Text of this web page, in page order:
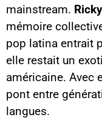
mainstream.
mémoire
pop latina entrait
elle restait un
américaine. Avec
pont entre
langues.